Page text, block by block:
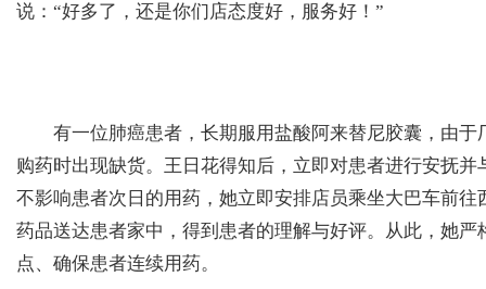
说：“好多了，还是你们店态度好，服务好！”
有一位肺癌患者，长期服用盐酸阿来替尼胶囊，由于
购药时出现缺货。王日花得知后，立即对患者进行安抚
不影响患者次日的用药，她立即安排店员乘坐大巴车前
药品送达患者家中，得到患者的理解与好评。从此，她
点、确保患者连续用药。